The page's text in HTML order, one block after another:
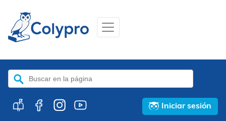
Buscar:
Iniciar sesión